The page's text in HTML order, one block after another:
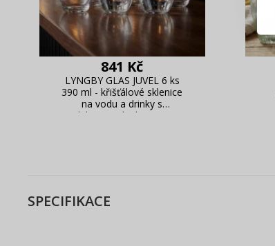
841 Kč
LYNGBY GLAS JUVEL 6 ks
390 ml - křišťálové sklenice
na vodu a drinky s
dekorativním brusem
SPECIFIKACE